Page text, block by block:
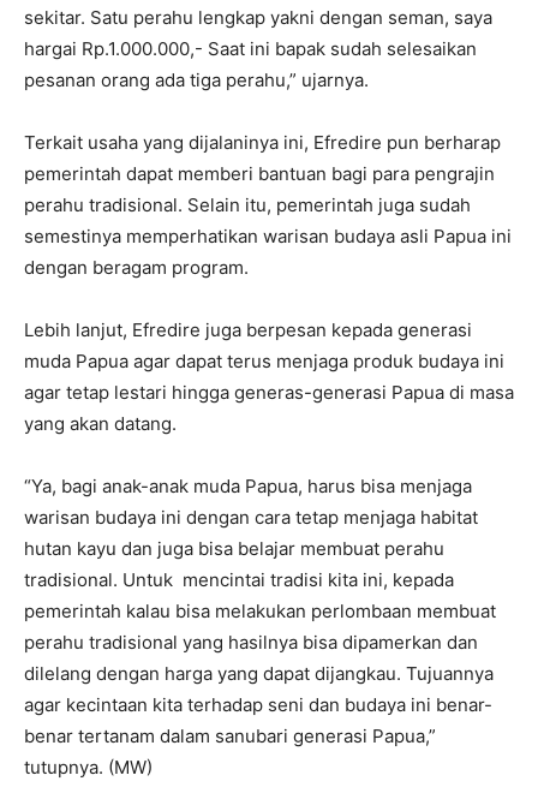
sekitar. Satu perahu lengkap yakni dengan seman, saya
hargai Rp.1.000.000,- Saat ini bapak sudah selesaikan
pesanan orang ada tiga perahu,” ujarnya.
Terkait usaha yang dijalaninya ini, Efredire pun berharap
pemerintah dapat memberi bantuan bagi para pengrajin
perahu tradisional. Selain itu, pemerintah juga sudah
semestinya memperhatikan warisan budaya asli Papua ini
dengan beragam program.
Lebih lanjut, Efredire juga berpesan kepada generasi
muda Papua agar dapat terus menjaga produk budaya ini
agar tetap lestari hingga generas-generasi Papua di masa
yang akan datang.
“Ya, bagi anak-anak muda Papua, harus bisa menjaga
warisan budaya ini dengan cara tetap menjaga habitat
hutan kayu dan juga bisa belajar membuat perahu
tradisional. Untuk mencintai tradisi kita ini, kepada
pemerintah kalau bisa melakukan perlombaan membuat
perahu tradisional yang hasilnya bisa dipamerkan dan
dilelang dengan harga yang dapat dijangkau. Tujuannya
agar kecintaan kita terhadap seni dan budaya ini benar-
benar tertanam dalam sanubari generasi Papua,”
tutupnya. (MW)